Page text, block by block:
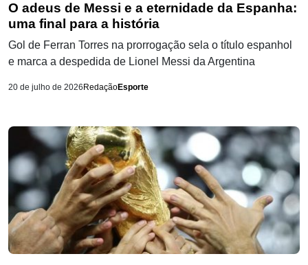
O adeus de Messi e a eternidade da Espanha:
uma final para a história
Gol de Ferran Torres na prorrogação sela o título espanhol
e marca a despedida de Lionel Messi da Argentina
20 de julho de 2026 RedaçãoEsporte